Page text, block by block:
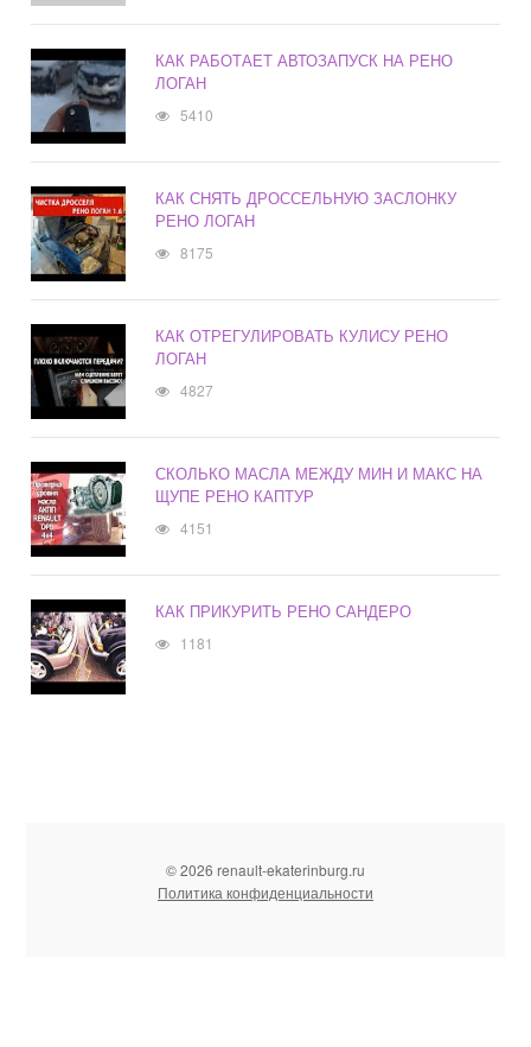
КАК РАБОТАЕТ АВТОЗАПУСК НА РЕНО
ЛОГАН
5410
КАК СНЯТЬ ДРОССЕЛЬНУЮ ЗАСЛОНКУ
РЕНО ЛОГАН
8175
КАК ОТРЕГУЛИРОВАТЬ КУЛИСУ РЕНО
ЛОГАН
4827
СКОЛЬКО МАСЛА МЕЖДУ МИН И МАКС НА
ЩУПЕ РЕНО КАПТУР
4151
КАК ПРИКУРИТЬ РЕНО САНДЕРО
1181
© 2026 renault-ekaterinburg.ru
Политика конфиденциальности